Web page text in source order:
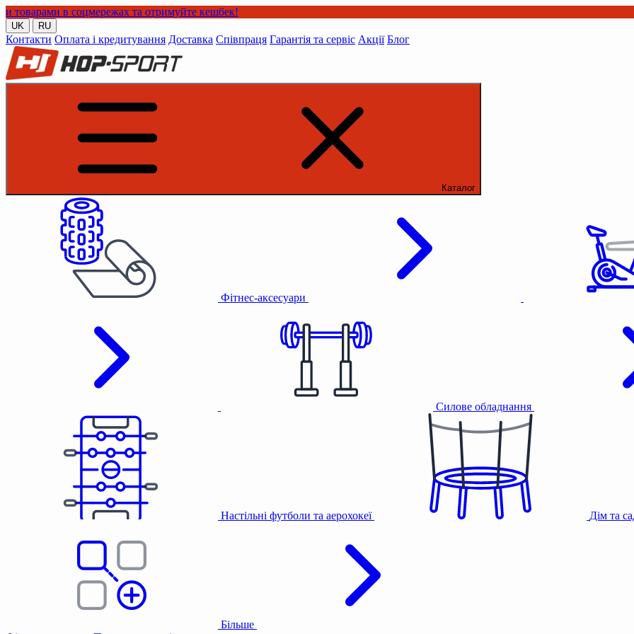
та отримуйте кешбек!
UK RU
Контакти Оплата і кредитування Доставка Співпраця Гарантія та сервіс Акції Блог
Каталог
Фітнес-аксесуари
Силове обладнання
Настільні футболи та аерохокеї Дім та
Більше